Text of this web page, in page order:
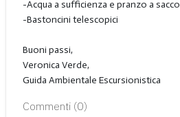
-Acqua a sufficienza e pranzo a sacco
-Bastoncini telescopici
Buoni passi,
Veronica Verde,
Guida Ambientale Escursionistica
Commenti (0)